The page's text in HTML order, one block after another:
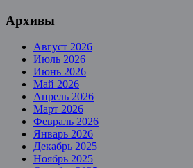
Архивы
Август 2026
Июль 2026
Июнь 2026
Май 2026
Апрель 2026
Март 2026
Февраль 2026
Январь 2026
Декабрь 2025
Ноябрь 2025